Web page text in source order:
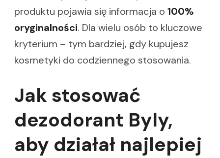
produktu pojawia się informacja o 100%
oryginalności. Dla wielu osób to kluczowe
kryterium – tym bardziej, gdy kupujesz
kosmetyki do codziennego stosowania.
Jak stosować
dezodorant Byly,
aby działał najlepiej